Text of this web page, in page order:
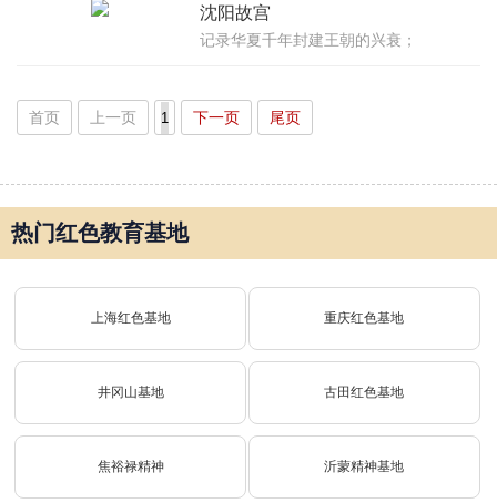
沈阳故宫
记录华夏千年封建王朝的兴衰；
首页 上一页 下一页 尾页
热门红色教育基地
上海红色基地 重庆红色基地
井冈山基地 古田红色基地
焦裕禄精神 沂蒙精神基地